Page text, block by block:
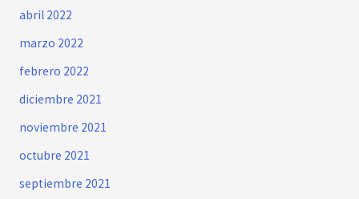
abril 2022
marzo 2022
febrero 2022
diciembre 2021
noviembre 2021
octubre 2021
septiembre 2021